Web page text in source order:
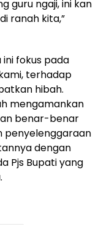
guru ngaji, ini kan
ranah kita,”
ini fokus pada
terhadap
hibah.
mengamankan
benar-benar
penyelenggaraan
dengan
Pjs Bupati yang